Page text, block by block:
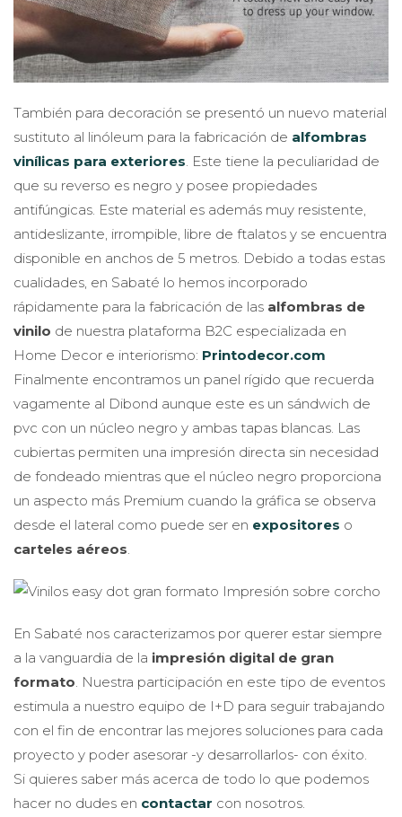
También para decoración se presentó un nuevo material
sustituto al linóleum para la fabricación de alfombras
vinílicas para exteriores. Este tiene la peculiaridad de
que su reverso es negro y posee propiedades
antifúngicas. Este material es además muy resistente,
antideslizante, irrompible, libre de ftalatos y se encuentra
disponible en anchos de 5 metros. Debido a todas estas
cualidades, en Sabaté lo hemos incorporado
rápidamente para la fabricación de las alfombras de
vinilo de nuestra plataforma B2C especializada en
Home Decor e interiorismo: Printodecor.com
Finalmente encontramos un panel rígido que recuerda
vagamente al Dibond aunque este es un sándwich de
pvc con un núcleo negro y ambas tapas blancas. Las
cubiertas permiten una impresión directa sin necesidad
de fondeado mientras que el núcleo negro proporciona
un aspecto más Premium cuando la gráfica se observa
desde el lateral como puede ser en expositores o
carteles aéreos.
En Sabaté nos caracterizamos por querer estar siempre
a la vanguardia de la impresión digital de gran
formato. Nuestra participación en este tipo de eventos
estimula a nuestro equipo de I+D para seguir trabajando
con el fin de encontrar las mejores soluciones para cada
proyecto y poder asesorar -y desarrollarlos- con éxito.
Si quieres saber más acerca de todo lo que podemos
hacer no dudes en contactar con nosotros.